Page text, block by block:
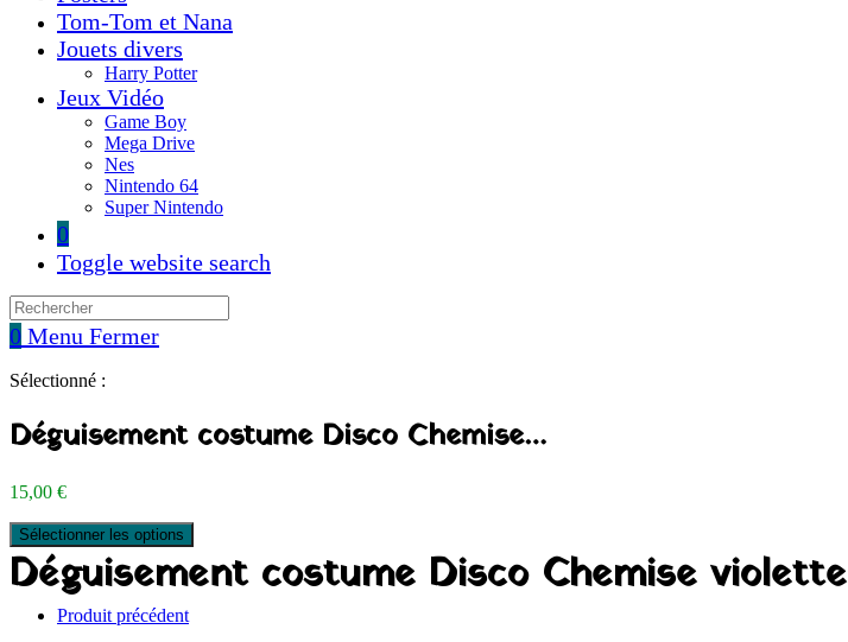
Tom-Tom et Nana
Jouets divers
Harry Potter
Jeux Vidéo
Game Boy
Mega Drive
Nes
Nintendo 64
Super Nintendo
0
Toggle website search
0 Menu Fermer
Sélectionné :
Déguisement costume Disco Chemise…
15,00 €
Sélectionner les options
Déguisement costume Disco Chemise violette
Produit précédent